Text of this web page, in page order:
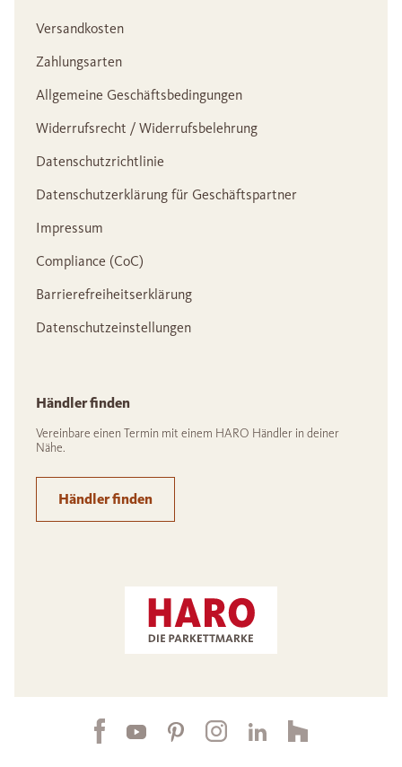
Versandkosten
Zahlungsarten
Allgemeine Geschäftsbedingungen
Widerrufsrecht / Widerrufsbelehrung
Datenschutzrichtlinie
Datenschutzerklärung für Geschäftspartner
Impressum
Compliance (CoC)
Barrierefreiheitserklärung
Datenschutzeinstellungen
Händler finden
Vereinbare einen Termin mit einem HARO Händler in deiner
Nähe.
Händler finden